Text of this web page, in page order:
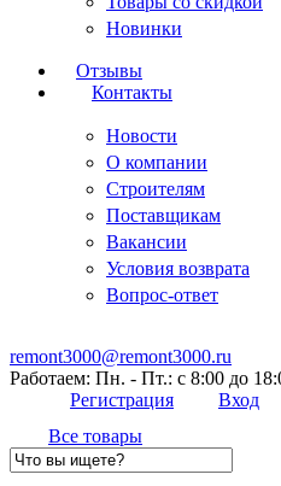
Новинки
Отзывы
Контакты
Новости
О компании
Строителям
Поставщикам
Вакансии
Условия возврата
Вопрос-ответ
remont3000@remont3000.ru
Работаем: Пн. - Пт.: с 8:00 до
Регистрация
Вход
Все товары